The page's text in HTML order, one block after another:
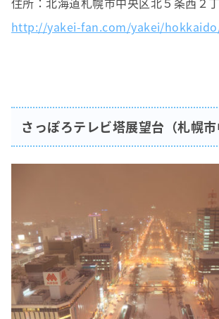
http://yakei-fan.com/yakei/
さっぽろテレビ塔展望台（札幌市